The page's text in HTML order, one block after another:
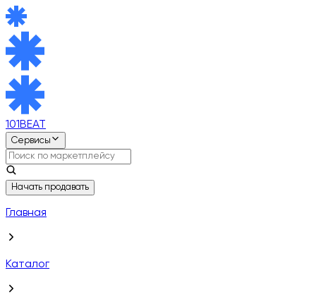
101BEAT
Сервисы
Начать продавать
Главная
Каталог